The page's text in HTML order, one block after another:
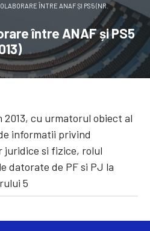
ÎNTRE ANAF ȘI PS5 (NR.
între ANAF și PS5
cu urmatorul obiect al
informatii privind
juridice si fizice, rolul
datorate de PF si PJ la
5